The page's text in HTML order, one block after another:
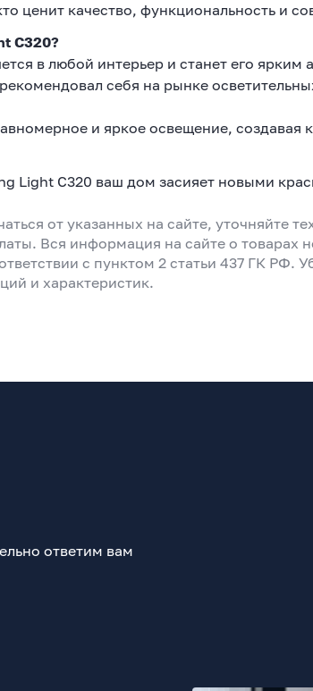
ценит качество, функциональность и
C320?
в любой интерьер и станет его ярким
себя на рынке
и яркое освещение, создавая
Light C320 ваш дом засияет новыми
от указанных на сайте, уточняйте
Вся информация на сайте о товарах
с пунктом 2 статьи 437 ГК РФ.
и характеристик.
ответим вам